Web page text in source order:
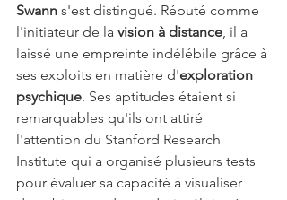
Swann s'est distingué. Réputé comme
l'initiateur de la vision à distance , il a
laissé une empreinte indélébile grâce à
ses exploits en matière d'exploration
psychique. Ses aptitudes étaient si
remarquables qu'ils ont attiré
l'attention du Stanford Research
Institute qui a organisé plusieurs tests
pour évaluer sa capacité à visualiser